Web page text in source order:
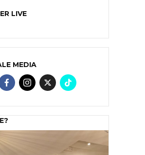
LIVE
MEDIA